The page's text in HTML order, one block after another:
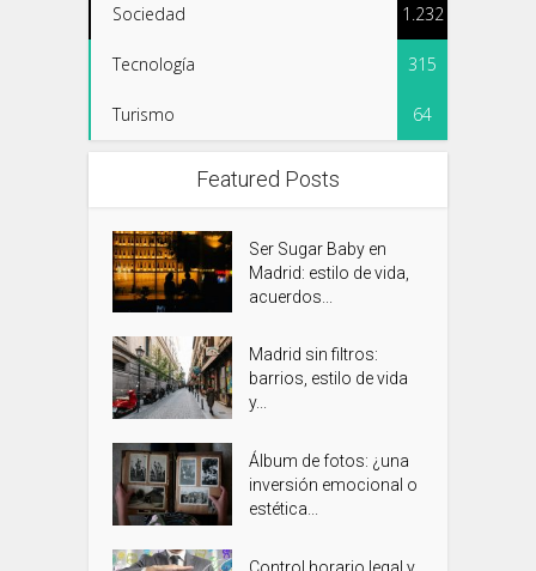
Sociedad 1.232
Tecnología 315
Turismo 64
Featured Posts
Ser Sugar Baby en
Madrid: estilo de vida,
acuerdos...
Madrid sin filtros:
barrios, estilo de vida
y...
Álbum de fotos: ¿una
inversión emocional o
estética...